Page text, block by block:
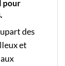
pour
des
et